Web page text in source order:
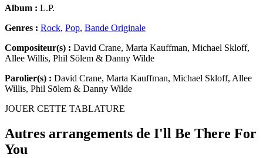
Album : L.P.
Genres : Rock, Pop, Bande Originale
Compositeur(s) : David Crane, Marta Kauffman, Michael Skloff,
Allee Willis, Phil Sōlem & Danny Wilde
Parolier(s) : David Crane, Marta Kauffman, Michael Skloff, Allee
Willis, Phil Sōlem & Danny Wilde
JOUER CETTE TABLATURE
Autres arrangements de I'll Be There For
You